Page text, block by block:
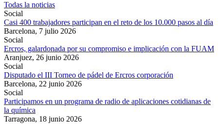
Todas la noticias
Social
Casi 400 trabajadores participan en el reto de los 10.000 pasos al día
Barcelona, 7 julio 2026
Social
Ercros, galardonada por su compromiso e implicación con la FUAM
Aranjuez, 26 junio 2026
Social
Disputado el III Torneo de pádel de Ercros corporación
Barcelona, 22 junio 2026
Social
Participamos en un programa de radio de aplicaciones cotidianas de
la química
Tarragona, 18 junio 2026